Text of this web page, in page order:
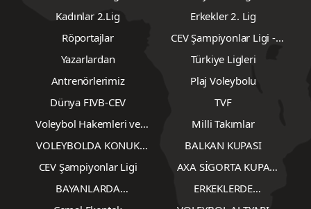
Kadınlar 2.Lig
Erkekler 2. Lig
Röportajlar
CEV Şampiyonlar Ligi -
Yazarlardan
Türkiye Ligleri
Antrenörlerimiz
Plaj Voleybolu
Dünya FIVB-CEV
TVF
Voleybol Hakemleri ve
Milli Takımlar
VOLEYBOLDA KONUK
BALKAN KUPASI
CEV Şampiyonlar Ligi
AXA SİGORTA KUPA
BAYANLARDA
ERKEKLERDE